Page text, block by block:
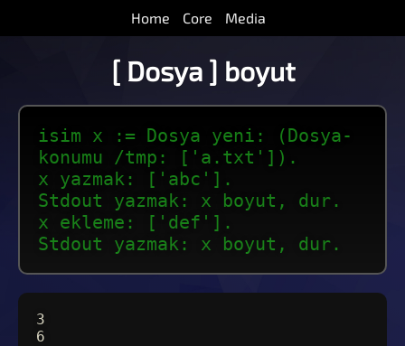
Home Core Media
[ Dosya ] boyut
isim x := Dosya yeni: (Dosya-
konumu /tmp: ['a.txt']).
x yazmak: ['abc'].
Stdout yazmak: x boyut, dur.
x ekleme: ['def'].
Stdout yazmak: x boyut, dur.
3
6